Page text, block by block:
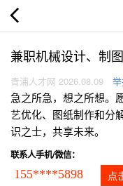
兼职机械设计、制
青浦人才网 2026.08.09
急之所急，想之所想。
艺优化、图纸制作和分
识之士，共享未来。
联系人手机/微信：
155****5898 点